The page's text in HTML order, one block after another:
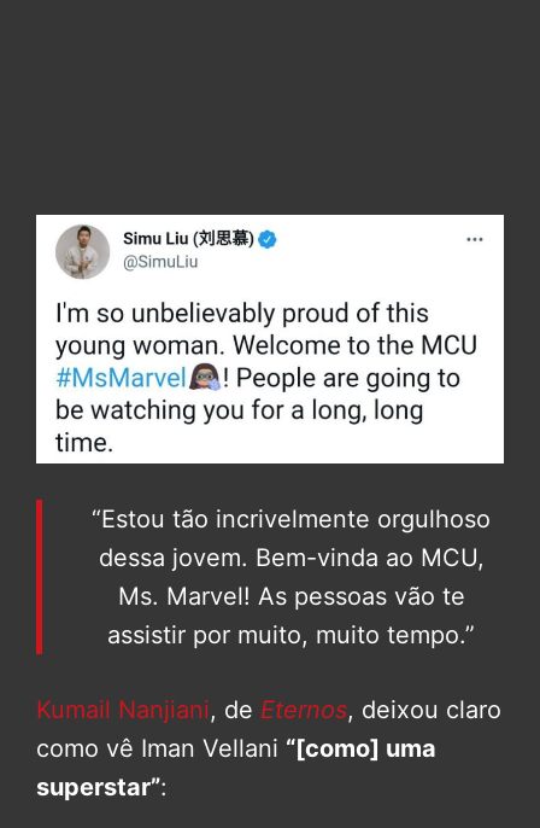
“Estou tão incrivelmente orgulhoso
dessa jovem. Bem-vinda ao MCU,
Ms. Marvel! As pessoas vão te
assistir por muito, muito tempo.”
Kumail Nanjiani, de Eternos, deixou claro
como vê Iman Vellani “[como] uma
superstar”: